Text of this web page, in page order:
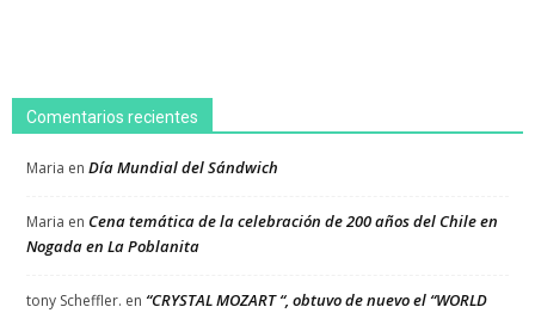
Comentarios recientes
Maria en Día Mundial del Sándwich
Maria en Cena temática de la celebración de 200 años del Chile en
Nogada en La Poblanita
tony Scheffler. en “CRYSTAL MOZART “, obtuvo de nuevo el “WORLD